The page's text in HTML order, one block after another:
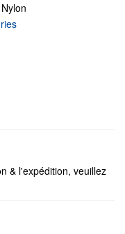
& l'expédition, veuillez